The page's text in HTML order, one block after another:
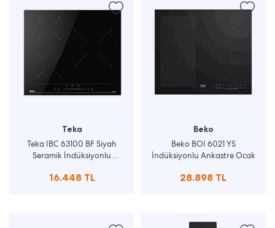
Teka
Teka IBC 63100 BF Siyah
Seramik İndüksiyonlu
16.448 TL
Beko
Beko BOI 6021 YS
İndüksiyonlu Ankastre Ocak
28.898 TL